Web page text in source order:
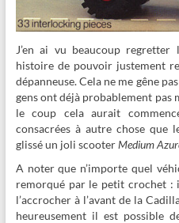
J’en ai vu beaucoup regretter
histoire de pouvoir justement
dépanneuse. Cela ne me gêne
gens ont déjà probablement pas
le coup cela aurait
consacrées à autre chose que
glissé un joli scooterMedium
A noter que n’importe quel
remorqué par le petit crochet :
l’accrocher à l’avant de la
heureusement il est possible